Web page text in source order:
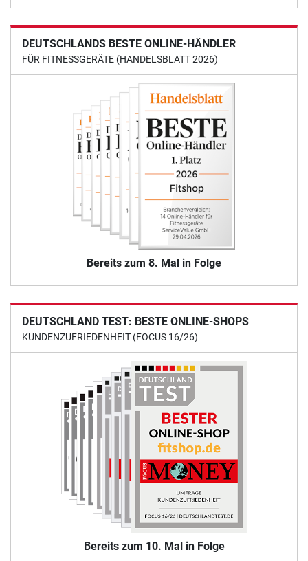
DEUTSCHLANDS BESTE ONLINE-HÄNDLER
FÜR FITNESSGERÄTE (HANDELSBLATT 2026)
Bereits zum 8. Mal in Folge
DEUTSCHLAND TEST: BESTE ONLINE-SHOPS
KUNDENZUFRIEDENHEIT (FOCUS 16/26)
Bereits zum 10. Mal in Folge